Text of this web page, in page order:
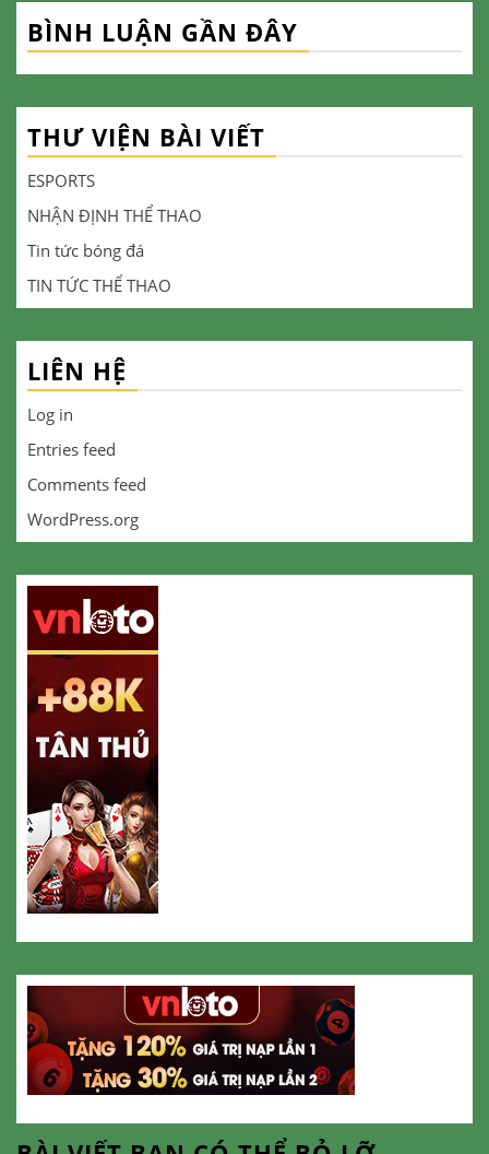
BÌNH LUẬN GẦN ĐÂY
THƯ VIỆN BÀI VIẾT
ESPORTS
NHẬN ĐỊNH THỂ THAO
Tin tức bóng đá
TIN TỨC THỂ THAO
LIÊN HỆ
Log in
Entries feed
Comments feed
WordPress.org